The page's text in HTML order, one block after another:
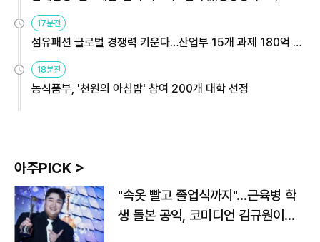
17분전
섬유패션 글로벌 경쟁력 키운다…산업부 15개 과제 180억 지
18분전
농식품부, '천원의 아침밥' 참여 200개 대학 선정
아주PICK >
"속옷 빨고 졸업식까지"…근육병 학
생 돌본 공익, 코미디언 김규원이었